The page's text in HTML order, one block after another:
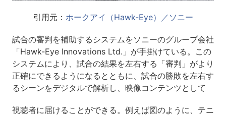
引用元： ホークアイ（Hawk-Eye）／ソニー
試合の審判を補助するシステムをソニーのグループ会社
「Hawk-Eye Innovations Ltd.」が手掛けている。この
システムにより、試合の結果を左右する「審判」がより
正確にできるようになるとともに、試合の勝敗を左右す
るシーンをデジタルで解析し、映像コンテンツとして
視聴者に届けることができる。例えば図のように、テニ